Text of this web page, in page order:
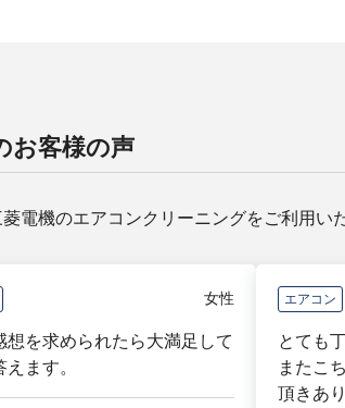
お客様の声
電機のエアコンクリーニングをご利用い
女性
想を求められたら大満足して
ます。
エアコン
とても
またこ
頂きあ